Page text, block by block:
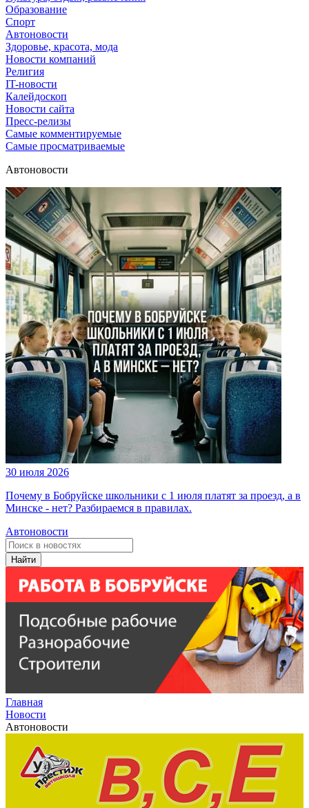
Образование
Спорт
Автоновости
Здоровье, красота, мода
Новости компаний
Религия
IT-новости
Калейдоскоп
Новости сайта
Пресс-релизы
Самые комментируемые
Самые просматриваемые
Автоновости
30 июля 2026
Почему в Бобруйске школьники с 1 июля платят за проезд, а в
Минске - нет? Разбираемся в правилах.
Автоновости
Найти
Главная
Новости
Автоновости